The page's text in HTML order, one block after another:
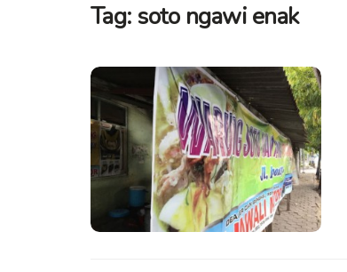
Tag: soto ngawi enak